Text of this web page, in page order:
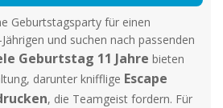
Geburtstagsparty für einen
und suchen nach passenden
Geburtstag 11 Jahre bieten
darunter knifflige Escape
, die Teamgeist fordern. Für